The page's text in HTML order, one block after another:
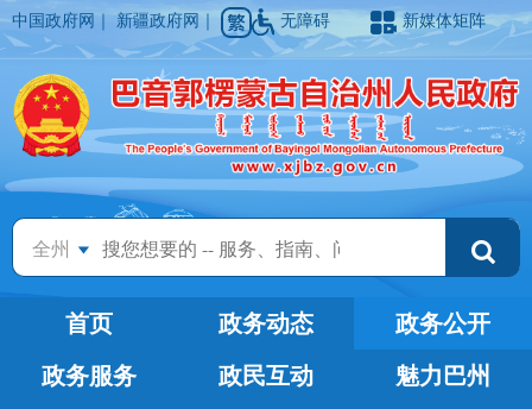
中国政府网 ｜新疆政府网 ｜ 无障碍 新媒体矩阵
全州
首页 政务动态
政务公开
政务服务
政民互动
魅力巴州